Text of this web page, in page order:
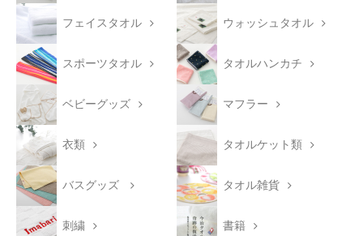
フェイスタオル ウォッシュタオル
スポーツタオル タオルハンカチ
ベビーグッズ マフラー
衣類 タオルケット類
バスグッズ タオル雑貨
刺繍 書籍